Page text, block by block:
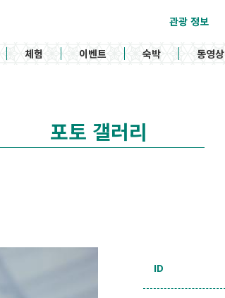
관광 정보
체험 이벤트 숙박 동영상
포토 갤러리
ID